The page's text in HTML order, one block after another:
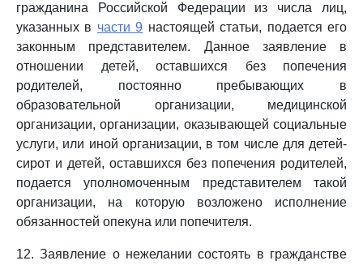
гражданина Российской Федерации из числа лиц,
указанных в части 9 настоящей статьи, подается его
законным представителем. Данное заявление в
отношении детей, оставшихся без попечения
родителей, постоянно пребывающих в
образовательной организации, медицинской
организации, организации, оказывающей социальные
услуги, или иной организации, в том числе для детей-
сирот и детей, оставшихся без попечения родителей,
подается уполномоченным представителем такой
организации, на которую возложено исполнение
обязанностей опекуна или попечителя.
12. Заявление о нежелании состоять в гражданстве